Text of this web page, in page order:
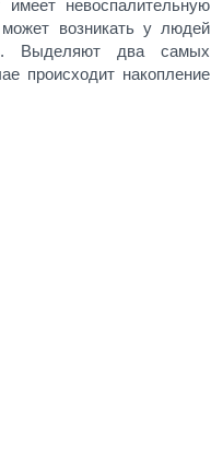
невоспалительную
возникать у людей
Выделяют два самых
происходит накопление